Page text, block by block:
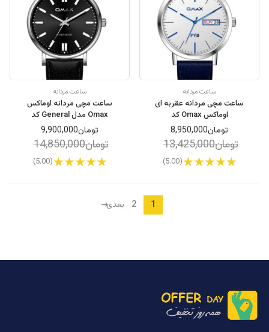
ساعت مردانه
ساعت مچی مردانه عقربه ای
اوماکس Omax کد
PRZ053I018تومان8,950,000
تومان13,425,000
(5.00)
ساعت مردانه
ساعت مچی مردانه اوماکس
Omax مدل General کد
SSC015S005تومان9,900,000
تومان14,850,000
(5.00)
1
2 بعدی